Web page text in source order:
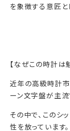
を象徴する意匠
【なぜこの時計は
近年の高級時計市
ーン文字盤が主流
その中で、このシ
性を放っています。